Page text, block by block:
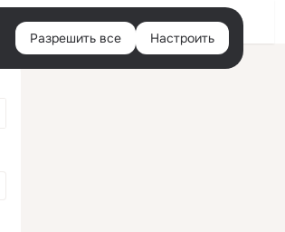
Войти
Разрешить все Настроить